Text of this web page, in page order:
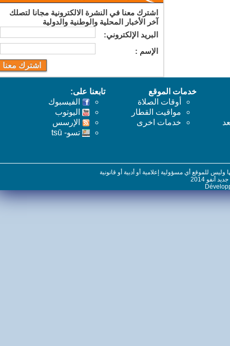
اشترك معنا في النشرة الالكترونية مجانا لتصلك
آخر الأخبار المحلية والوطنية والدولية
البريد اﻹلكتروني:
اﻹسم :
خدمات الموقع
أوقات الصلاة
مواقيت القطار
خدمات اخرى
تابعنا على:
الفيسبوك
اليوتوب
اﻹرسس
تسو- tsū
للموقع أي مسؤولية إعلامية أو أدبية أو قانونية
2014